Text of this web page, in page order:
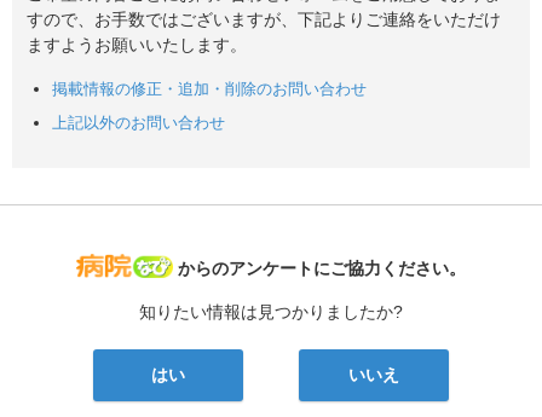
すので、お手数ではございますが、下記よりご連絡をいただけ
ますようお願いいたします。
掲載情報の修正・追加・削除のお問い合わせ
上記以外のお問い合わせ
病院なび
からのアンケートにご協力ください。
知りたい情報は見つかりましたか?
はい いいえ